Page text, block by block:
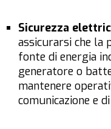
Sicurezza
assicurarsi che la
fonte di energia
generatore o
mantenere
comunicazione e